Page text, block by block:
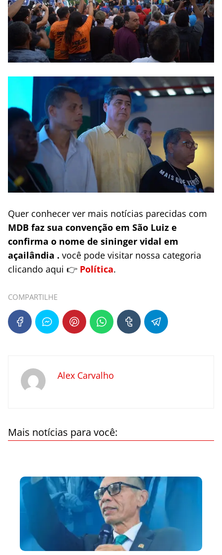
Quer conhecer ver mais notícias parecidas com
MDB faz sua convenção em São Luiz e
confirma o nome de sininger vidal em
açailândia . você pode visitar nossa categoria
clicando aqui 👉 Política.
COMPARTILHE
Alex Carvalho
Mais notícias para você: